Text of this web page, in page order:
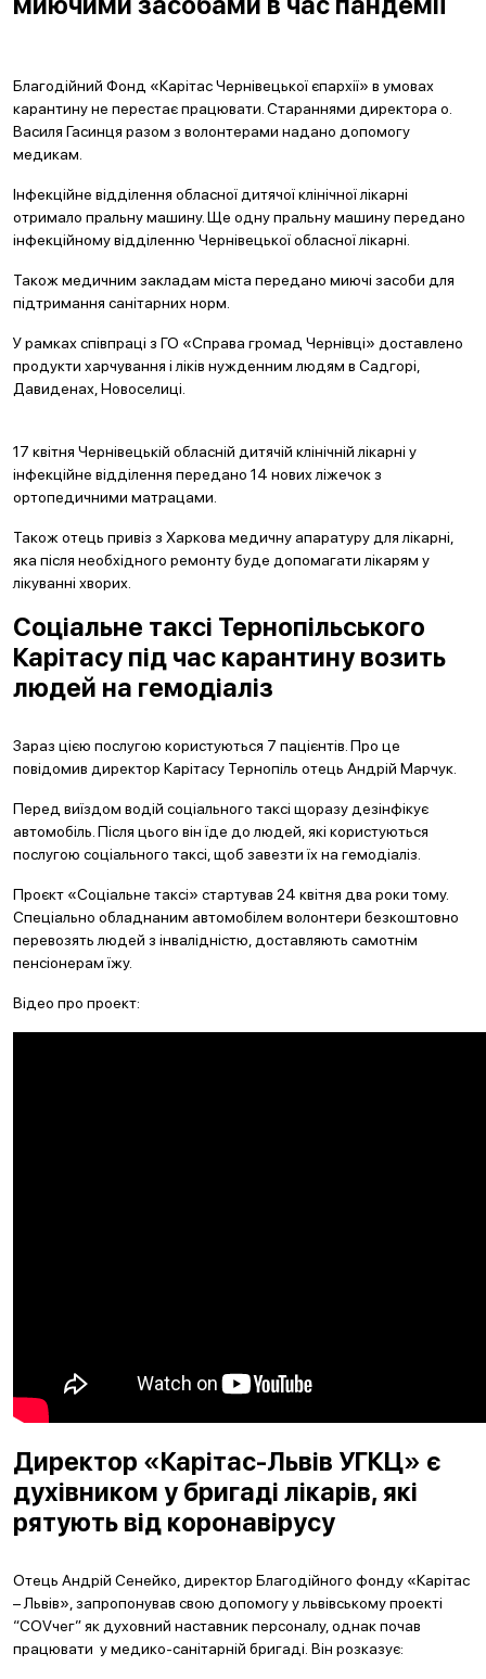
Благодійний Фонд «Карітас Чернівецької єпархії» в умовах
карантину не перестає працювати. Стараннями директора о.
Василя Гасинця разом з волонтерами надано допомогу
медикам.
Інфекційне відділення обласної дитячої клінічної лікарні
отримало пральну машину. Ще одну пральну машину передано
інфекційному відділенню Чернівецької обласної лікарні.
Також медичним закладам міста передано миючі засоби для
підтримання санітарних норм.
У рамках співпраці з ГО «Справа громад Чернівці» доставлено
продукти харчування і ліків нужденним людям в Садгорі,
Давиденах, Новоселиці.
17 квітня Чернівецькій обласній дитячій клінічній лікарні у
інфекційне відділення передано 14 нових ліжечок з
ортопедичними матрацами.
Також отець привіз з Харкова медичну апаратуру для лікарні,
яка після необхідного ремонту буде допомагати лікарям у
лікуванні хворих.
Соціальне таксі Тернопільського
Карітасу під час карантину возить
людей на гемодіаліз
Зараз цією послугою користуються 7 пацієнтів. Про це
повідомив директор Карітасу Тернопіль отець Андрій Марчук.
Перед виїздом водій соціального таксі щоразу дезінфікує
автомобіль. Після цього він їде до людей, які користуються
послугою соціального таксі, щоб завезти їх на гемодіаліз.
Проєкт «Соціальне таксі» стартував 24 квітня два роки тому.
Спеціально обладнаним автомобілем волонтери безкоштовно
перевозять людей з інвалідністю, доставляють самотнім
пенсіонерам їжу.
Відео про проект:
Директор «Карітас-Львів УГКЦ» є
духівником у бригаді лікарів, які
рятують від коронавірусу
Отець Андрій Сенейко, директор Благодійного фонду «Карітас
– Львів», запропонував свою допомогу у львівському проекті
“COVчег” як духовний наставник персоналу, однак почав
працювати у медико-санітарній бригаді. Він розказує: